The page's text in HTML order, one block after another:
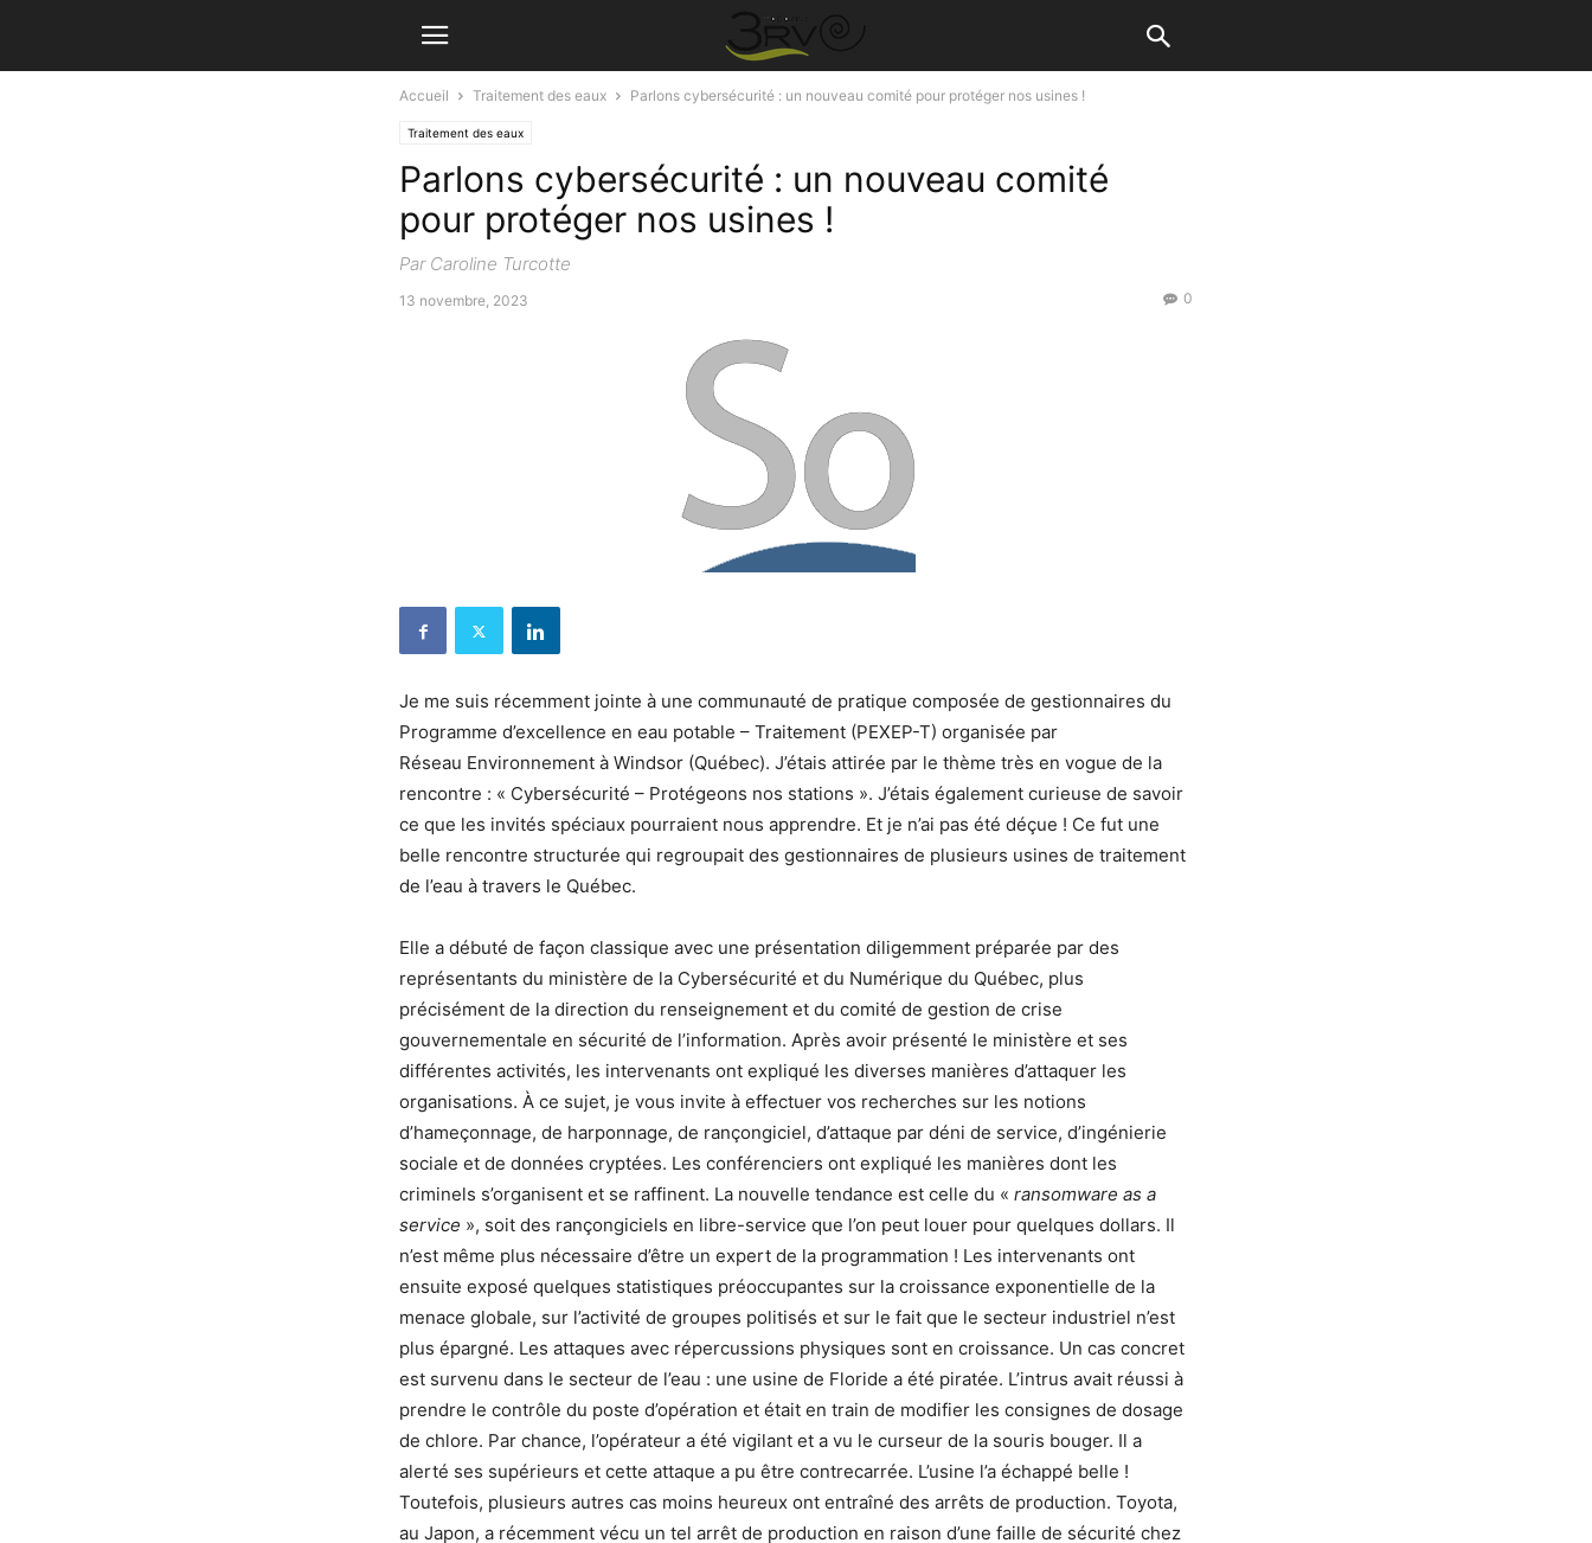
Accueil Traitement des eaux Parlons cybersécurité : un nouveau comité pour protéger nos usines !
Traitement des eaux
Parlons cybersécurité : un nouveau comité
pour protéger nos usines !
Par Caroline Turcotte
13 novembre, 2023 0
Je me suis récemment jointe à une communauté de pratique composée de gestionnaires du
Programme d’excellence en eau potable – Traitement (PEXEP-T) organisée par
Réseau Environnement à Windsor (Québec). J’étais attirée par le thème très en vogue de la
rencontre : « Cybersécurité – Protégeons nos stations ». J’étais également curieuse de savoir
ce que les invités spéciaux pourraient nous apprendre. Et je n’ai pas été déçue ! Ce fut une
belle rencontre structurée qui regroupait des gestionnaires de plusieurs usines de traitement
de l’eau à travers le Québec.
Elle a débuté de façon classique avec une présentation diligemment préparée par des
représentants du ministère de la Cybersécurité et du Numérique du Québec, plus
précisément de la direction du renseignement et du comité de gestion de crise
gouvernementale en sécurité de l’information. Après avoir présenté le ministère et ses
différentes activités, les intervenants ont expliqué les diverses manières d’attaquer les
organisations. À ce sujet, je vous invite à effectuer vos recherches sur les notions
d’hameçonnage, de harponnage, de rançongiciel, d’attaque par déni de service, d’ingénierie
sociale et de données cryptées. Les conférenciers ont expliqué les manières dont les
criminels s’organisent et se raffinent. La nouvelle tendance est celle du « ransomware as a
service », soit des rançongiciels en libre-service que l’on peut louer pour quelques dollars. Il
n’est même plus nécessaire d’être un expert de la programmation ! Les intervenants ont
ensuite exposé quelques statistiques préoccupantes sur la croissance exponentielle de la
menace globale, sur l’activité de groupes politisés et sur le fait que le secteur industriel n’est
plus épargné. Les attaques avec répercussions physiques sont en croissance. Un cas concret
est survenu dans le secteur de l’eau : une usine de Floride a été piratée. L’intrus avait réussi à
prendre le contrôle du poste d’opération et était en train de modifier les consignes de dosage
de chlore. Par chance, l’opérateur a été vigilant et a vu le curseur de la souris bouger. Il a
alerté ses supérieurs et cette attaque a pu être contrecarrée. L’usine l’a échappé belle !
Toutefois, plusieurs autres cas moins heureux ont entraîné des arrêts de production. Toyota,
au Japon, a récemment vécu un tel arrêt de production en raison d’une faille de sécurité chez